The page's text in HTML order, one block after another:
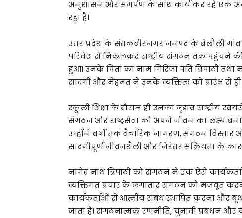
अनुशासन और समर्पण के साथ कार्य कर रहे एक
रहा है।
उत्तर प्रदेश के संतकबीरनगर जनपद के बेलौली गांव
परिवेश से निकलकर राष्ट्रीय संगठन तक पहुंचने
हुआ। उनके पिता का नाम गिरिजा पति त्रिपाठी तथा
सादगी और मेहनत ने उनके व्यक्तित्व को प्रारंभ से
स्कूली शिक्षा के दौरान ही उनका जुड़ाव राष्ट्रीय
संगठन और राष्ट्रसेवा को अपने जीवन का लक्ष्य
उन्होंने वर्षों तक वैचारिक जागरण, संगठन विस्तार
सादगीपूर्ण जीवनशैली और निरंतर सक्रियता के
नागेंद्र नाथ त्रिपाठी को संगठन में एक ऐसे
व्यक्तिगत प्रचार के लगातार संगठन को मजबूत
कार्यकर्ताओं से आत्मीय संबंध स्थापित करना और
जाता है। संगठनात्मक रणनीति, चुनावी प्रबंधन